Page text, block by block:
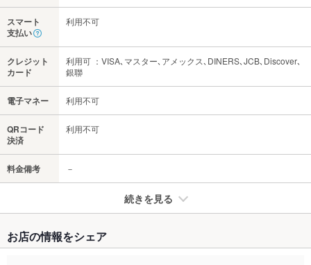
スマート
支払い
利用不可
クレジット
カード
利用可 ：VISA､マスター､アメックス､DINERS､JCB､Discover､
銀聯
電子マネー 利用不可
QRコード
決済
利用不可
料金備考 －
続きを見る
禁煙・喫煙 全席喫煙可
お店の情報をシェア